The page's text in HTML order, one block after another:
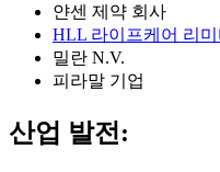
얀센 제약 회사
HLL 라이프케어 리미
밀란 N.V.
피라말 기업
산업 발전: